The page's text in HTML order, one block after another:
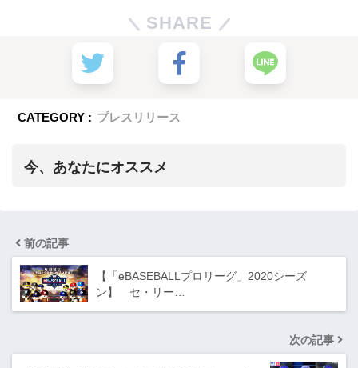
SHARE
CATEGORY : プレスリリース
今、あなたにオススメ
前の記事
【「eBASEBALLプロリーグ」2020シーズ
ン】 セ・リー…
次の記事